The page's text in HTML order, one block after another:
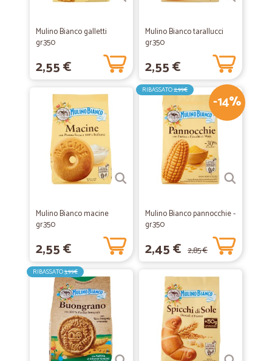
Mulino Bianco galletti
gr.350
2,55 €
Mulino Bianco tarallucci
gr.350
2,55 €
Mulino Bianco macine
gr.350
2,55 €
-14%
RIBASSATO2,99€
Mulino Bianco pannocchie -
gr.350
2,45 € 2,85 €
RIBASSATO3,99€